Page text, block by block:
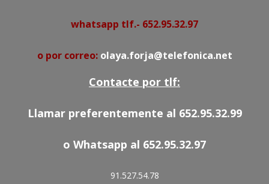
whatsapp tlf.- 652.95.32.97
o por correo: olaya.forja@telefonica.net
Contacte por tlf:
Llamar preferentemente al 652.95.32.99
o Whatsapp al 652.95.32.97
91.527.54.78